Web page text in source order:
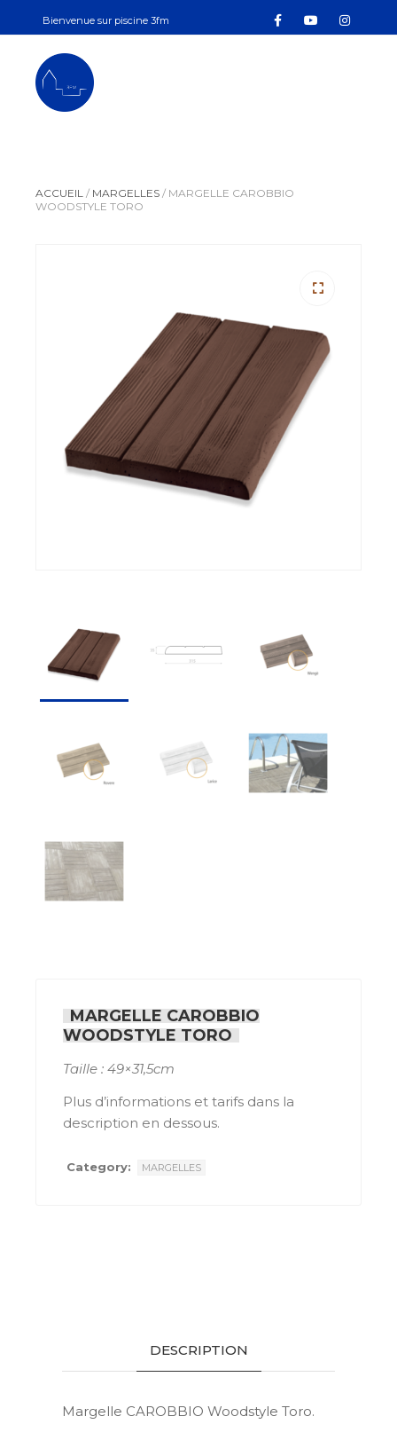
Bienvenue sur piscine 3fm
contact.3fm@gmail.com
+33 7 83 72 08 15
ACCUEIL / MARGELLES / MARGELLE CAROBBIO
WOODSTYLE TORO
MARGELLE CAROBBIO
WOODSTYLE TORO
Taille : 49×31,5cm
Plus d’informations et tarifs dans la
description en dessous.
Category: MARGELLES
DESCRIPTION
Margelle CAROBBIO Woodstyle Toro.